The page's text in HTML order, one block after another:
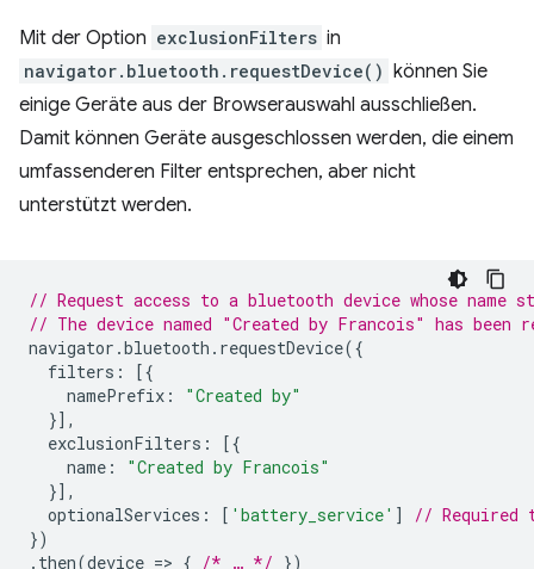
Mit der Option exclusionFilters in
navigator.bluetooth.requestDevice() können Sie
einige Geräte aus der Browserauswahl ausschließen.
Damit können Geräte ausgeschlossen werden, die einem
umfassenderen Filter entsprechen, aber nicht
unterstützt werden.
// Request access to a bluetooth device whose
// The device named "Created by Francois" has been
navigator .bluetooth . requestDevice({
filters :
[{
namePrefix :
"Created by"
}],
exclusionFilters :
[{
name :
"Created by Francois"
}],
optionalServices : [ 'battery_service' ]
// Required
})
. then(device => { /* … */ })